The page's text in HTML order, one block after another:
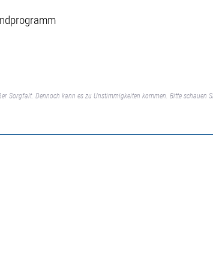
Sorgfalt. Dennoch kann es zu Unstimmigkeiten kommen. Bitte schauen